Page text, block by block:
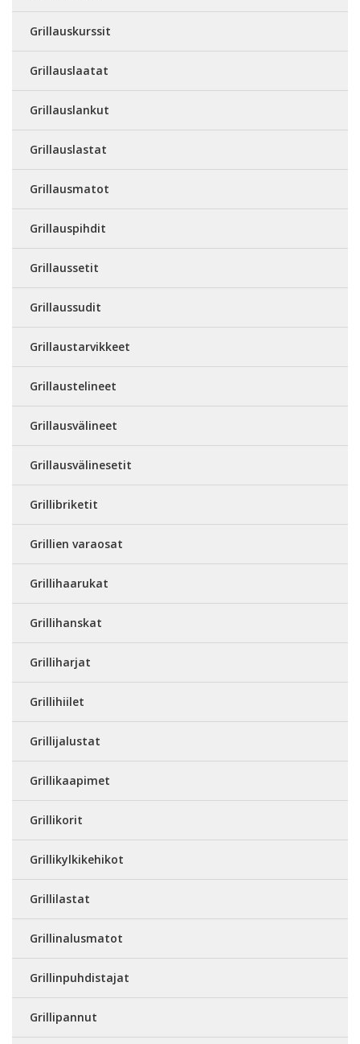
Grillauskurssit
Grillauslaatat
Grillauslankut
Grillauslastat
Grillausmatot
Grillauspihdit
Grillaussetit
Grillaussudit
Grillaustarvikkeet
Grillaustelineet
Grillausvälineet
Grillausvälinesetit
Grillibriketit
Grillien varaosat
Grillihaarukat
Grillihanskat
Grilliharjat
Grillihiilet
Grillijalustat
Grillikaapimet
Grillikorit
Grillikylkikehikot
Grillilastat
Grillinalusmatot
Grillinpuhdistajat
Grillipannut